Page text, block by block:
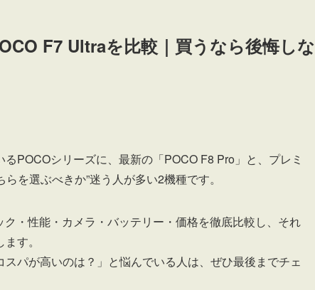
F7 Ultraを比較｜買うなら後悔しな
POCOシリーズに、最新の「POCO F8 Pro」と、プレミ
を選ぶべきか”迷う人が多い2機種です。
・性能・カメラ・バッテリー・価格を徹底比較し、それ
す。
パが高いのは？」と悩んでいる人は、ぜひ最後までチェ